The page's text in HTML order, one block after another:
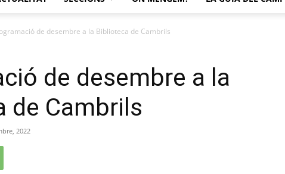
de desembre a la Biblioteca de Cambrils
de desembre a la
de Cambrils
2022